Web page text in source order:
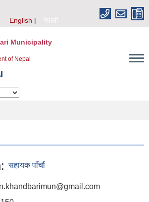
English
नेपाली
Municipality
of Nepal
सहायक पाँचौं